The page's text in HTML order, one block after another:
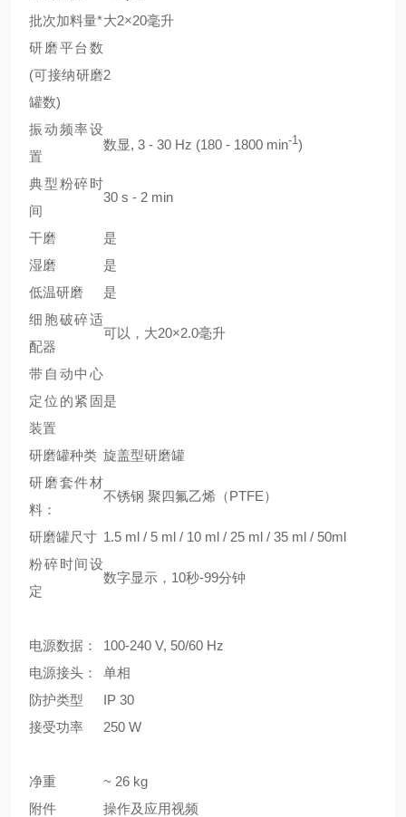
批次加料量*大2×20毫升
研磨平台数
(可接纳研磨
罐数)
2
振动频率设
置
数显, 3 - 30 Hz (180 - 1800 min-1)
典型粉碎时
间
30 s - 2 min
干磨
是
湿磨
是
低温研磨
是
细胞破碎适
配器
可以，大20×2.0毫升
带自动中心
定位的紧固
装置
是
研磨罐种类 旋盖型研磨罐
研磨套件材
料：
不锈钢 聚四氟乙烯（PTFE）
研磨罐尺寸 1.5 ml / 5 ml / 10 ml / 25 ml / 35 ml / 50ml
粉碎时间设
定
数字显示，10秒-99分钟
电源数据：
100-240 V, 50/60 Hz
电源接头：
单相
防护类型
IP 30
接受功率
250 W
净重
~ 26 kg
附件
操作及应用视频